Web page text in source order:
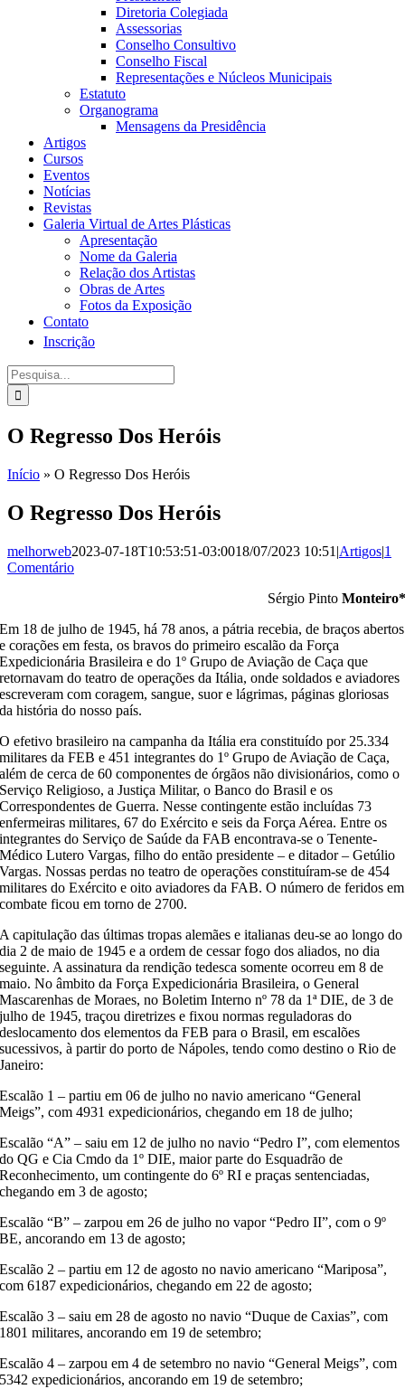
Diretoria Colegiada
Assessorias
Conselho Consultivo
Conselho Fiscal
Representações e Núcleos Municipais
Estatuto
Organograma
Mensagens da Presidência
Artigos
Cursos
Eventos
Notícias
Revistas
Galeria Virtual de Artes Plásticas
Apresentação
Nome da Galeria
Relação dos Artistas
Obras de Artes
Fotos da Exposição
Contato
Inscrição
Procurar
por:
O Regresso Dos Heróis
Início » O Regresso Dos Heróis
O Regresso Dos Heróis
melhorweb2023-07-18T10:53:51-03:0018/07/2023 10:51 |Artigos|1
Comentário
Sérgio Pinto Monteiro*
Em 18 de julho de 1945,há 78 anos,a pátriarecebia, de braços abertos
e corações em festa, os bravosdo primeiro escalãoda Força
Expedicionária Brasileirae do 1º Grupo de Aviação de Caçaque
retornavam do teatro de operações da Itália, onde soldados e aviadores
escreveramcomcoragem,sangue, suor e lágrimas, páginas gloriosas
da história donossopaís.
O efetivobrasileiro na campanha da Itália era constituído por 25.334
militares da FEB e451 integrantes do 1º Grupo de Aviação de Caça,
além decerca de 60 componentes deórgãos não divisionários, comoo
Serviço Religioso,aJustiça Militar,oBanco do Brasil eos
Correspondentes de Guerra. Nesse contingente estão incluídas 73
enfermeiras militares, 67 do Exército e seis da Força Aérea. Entre os
integrantes do Serviço de Saúde da FAB encontrava-se o Tenente-
Médico Lutero Vargas, filho do então presidente – e ditador –Getúlio
Vargas.Nossas perdas no teatro de operações constituíram-sede 454
militares do Exército e oito aviadores da FAB. O número de feridos em
combate ficou em torno de 2700.
A capitulação das últimas tropas alemães e italianas deu-seao longo do
dia 2 de maio de 1945 e a ordem de cessar fogo dos aliados, no dia
seguinte. A assinatura da rendiçãotedesca somente ocorreu em 8 de
maio. No âmbito da Força Expedicionária Brasileira, o General
Mascarenhas de Moraes, no Boletim Interno nº 78 da 1ª DIE, de 3 de
julho de 1945, traçou diretrizes e fixounormasreguladoras do
deslocamento dos elementos da FEB para o Brasil, em escalões
sucessivos, à partir do porto deNápoles, tendo como destino o Rio de
Janeiro:
Escalão 1 – partiuem 06 de julhono navio americano“General
Meigs”, com 4931 expedicionários, chegandoem 18 de julho;
Escalão “A”– saiu em 12 de julho no navio“Pedro I”, com elementos
do QG e CiaCmdo da 1º DIE, maior parte do Esquadrão de
Reconhecimento, um contingente do 6º RI e praças sentenciadas,
chegandoem 3 de agosto;
Escalão “B”– zarpouem 26 de julhono vapor“Pedro II”, com o 9º
BE,ancorandoem 13 de agosto;
Escalão 2 – partiuem 12 de agostono navio americano“Mariposa”,
com 6187 expedicionários,chegandoem 22 de agosto;
Escalão 3 –saiu em 28 de agostono navio“Duque de Caxias”, com
1801 militares,ancorando em 19 de setembro;
Escalão 4 – zarpou em 4 de setembro no navio “GeneralMeigs”, com
5342 expedicionários, ancorando em 19 de setembro;